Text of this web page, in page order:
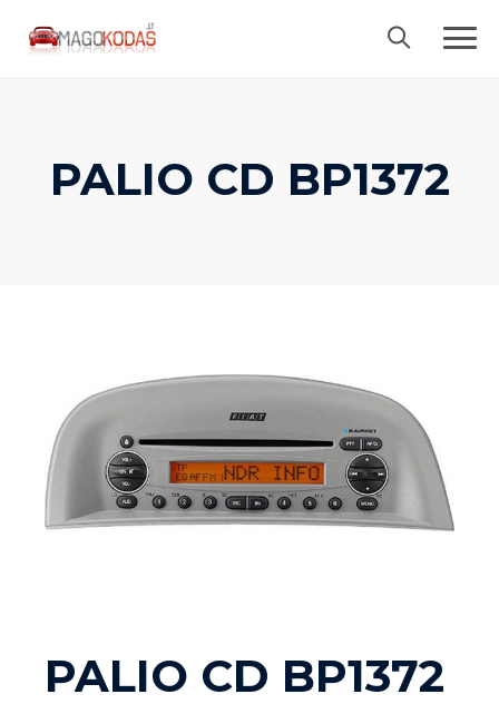
PALIO CD BP1372
PALIO CD BP1372